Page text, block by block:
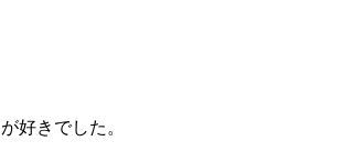
好きでした。